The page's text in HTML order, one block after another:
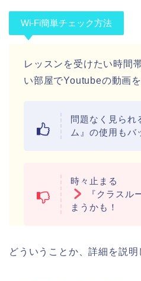
Wi-Fi簡単チェック方法
レッスンを受けたい時間
い部屋でYoutubeの動画
問題なく見られ
ム』の使用もバ
時々止まる
『クラスル
まうかも！
どういうことか、詳細を説明